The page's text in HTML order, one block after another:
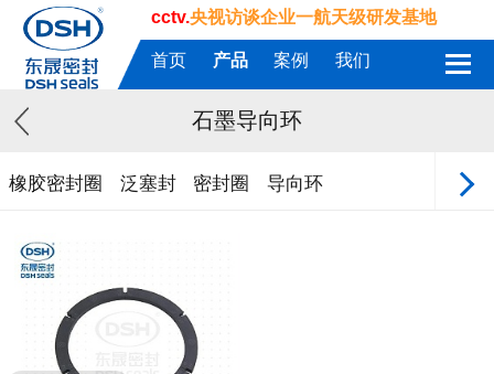
cctv.央视访谈企业一航天级研发基地
首页 产品 案例 我们
石墨导向环
橡胶密封圈 泛塞封 密封圈 导向环